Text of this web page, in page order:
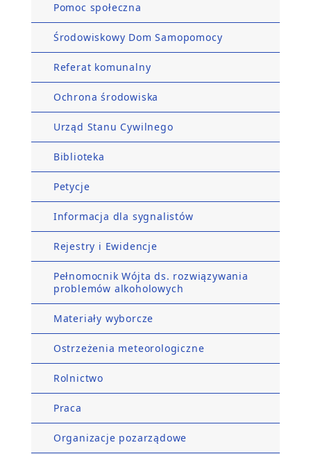
Pomoc społeczna
Środowiskowy Dom Samopomocy
Referat komunalny
Ochrona środowiska
Urząd Stanu Cywilnego
Biblioteka
Petycje
Informacja dla sygnalistów
Rejestry i Ewidencje
Pełnomocnik Wójta ds. rozwiązywania
problemów alkoholowych
Materiały wyborcze
Ostrzeżenia meteorologiczne
Rolnictwo
Praca
Organizacje pozarządowe